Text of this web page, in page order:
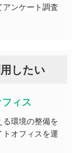
ンケート調査
したい
ィス
環境の整備を
オフィスを運